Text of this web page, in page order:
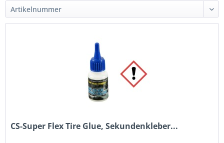
CS-Super Flex Tire Glue, Sekundenkleber...